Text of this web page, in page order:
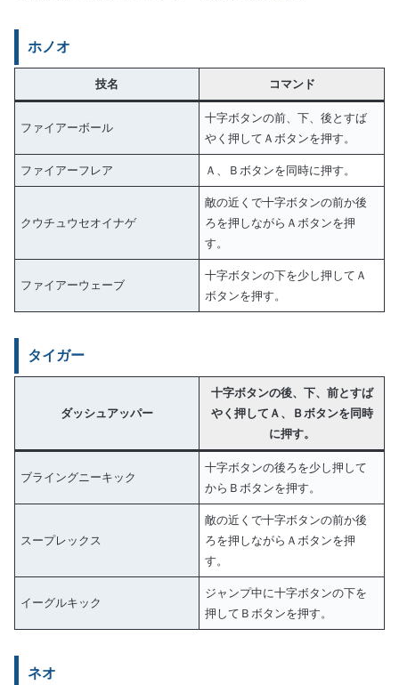
ホノオ
技名 コマンド
ファイアーボール
十字ボタンの前、下、後とすば
やく押してＡボタンを押す。
ファイアーフレア Ａ、Ｂボタンを同時に押す。
クウチュウセオイナゲ
敵の近くで十字ボタンの前か後
ろを押しながらＡボタンを押
す。
ファイアーウェーブ
十字ボタンの下を少し押してＡ
ボタンを押す。
タイガー
ダッシュアッパー
十字ボタンの後、下、前とすば
やく押してＡ、Ｂボタンを同時
に押す。
ブライングニーキック
十字ボタンの後ろを少し押して
からＢボタンを押す。
スープレックス
敵の近くで十字ボタンの前か後
ろを押しながらＡボタンを押
す。
イーグルキック
ジャンプ中に十字ボタンの下を
押してＢボタンを押す。
ネオ